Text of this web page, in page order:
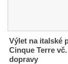
Výlet na italské
Cinque Terre vč.
dopravy